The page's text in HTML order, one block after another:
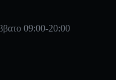
09:00-20:00